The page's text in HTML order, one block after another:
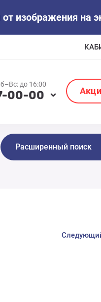
изображения на
до 16:00
00-00
Расширенный поиск